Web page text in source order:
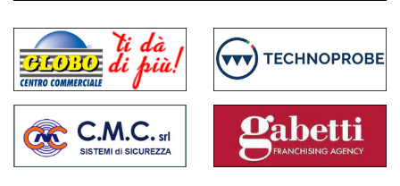
commenti
Contenuti
del
sito